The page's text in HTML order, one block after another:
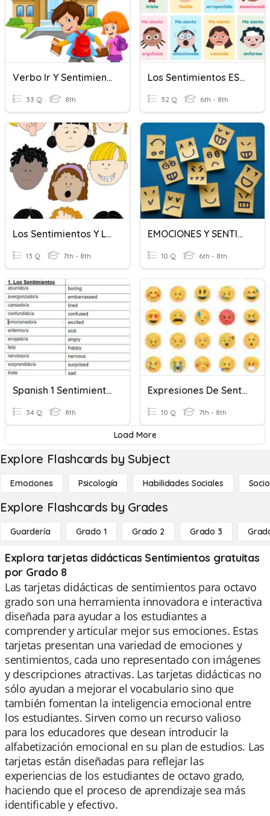
Verbo Ir Y Sentimientos
33 Q 8th
Los Sentimientos ESTAR
32 Q 6th - 8th
Los Sentimientos Y Las Emociones-Grade 8
13 Q 7th - 8th
EMOCIONES Y SENTIMIENTOS
10 Q 6th - 8th
Spanish 1 Sentimientos (feelings) Vocab
34 Q 8th
Expresiones De Sentimientos
10 Q 7th - 8th
Load More
Explore Flashcards by Subject
Emociones Psicología Habilidades Sociales
Explore Flashcards by Grades
Guardería Grado 1 Grado 2 Grado 3
Explora tarjetas didácticas Sentimientos gratuitas
por Grado 8
Las tarjetas didácticas de sentimientos para octavo
grado son una herramienta innovadora e interactiva
diseñada para ayudar a los estudiantes a
comprender y articular mejor sus emociones. Estas
tarjetas presentan una variedad de emociones y
sentimientos, cada uno representado con imágenes
y descripciones atractivas. Las tarjetas didácticas no
sólo ayudan a mejorar el vocabulario sino que
también fomentan la inteligencia emocional entre
los estudiantes. Sirven como un recurso valioso
para los educadores que desean introducir la
alfabetización emocional en su plan de estudios. Las
tarjetas están diseñadas para reflejar las
experiencias de los estudiantes de octavo grado,
haciendo que el proceso de aprendizaje sea más
identificable y efectivo.